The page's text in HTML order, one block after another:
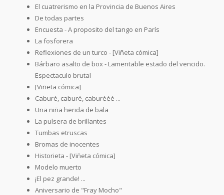
El cuatrerismo en la Provincia de Buenos Aires
De todas partes
Encuesta - A proposito del tango en París
La fosforera
Reflexiones de un turco - [Viñeta cómica]
Bárbaro asalto de box - Lamentable estado del vencido.
Espectaculo brutal
[Viñeta cómica]
Caburé, caburé, caburééé ...
Una niña herida de bala
La pulsera de brillantes
Tumbas etruscas
Bromas de inocentes
Historieta - [Viñeta cómica]
Modelo muerto
¡El pez grande! ...
Aniversario de "Fray Mocho"